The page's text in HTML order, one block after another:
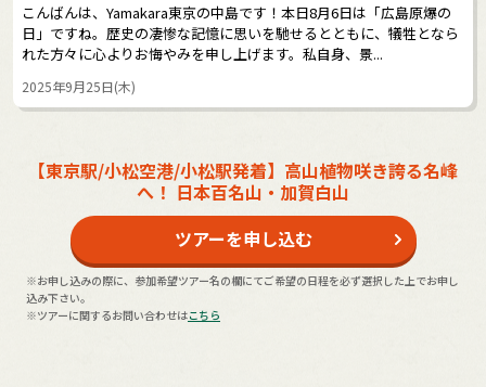
こんばんは、Yamakara東京の中島です！本日8月6日は「広島原爆の
日」ですね。歴史の凄惨な記憶に思いを馳せるとともに、犠牲となら
れた方々に心よりお悔やみを申し上げます。私自身、景...
2025年9月25日(木)
【東京駅/小松空港/小松駅発着】高山植物咲き誇る名峰
へ！ 日本百名山・加賀白山
ツアーを申し込む
※お申し込みの際に、参加希望ツアー名の欄にてご希望の日程を必ず選択した上でお申し
込み下さい。
※ツアーに関するお問い合わせはこちら